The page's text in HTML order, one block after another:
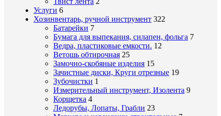
Услуги 6
Хозинвентарь, ручной инструмент 322
Батарейки 7
Бумага для выпекания, силапен, фольга 7
Ведра, пластиковые емкости. 12
Ветошь обтирочная 25
Замочно-скобяные изделия 15
Зачистные диски, Круги отрезные 19
Зубочистки 1
Измерительный инструмент, Изолента 9
Корщетка 4
Ледорубы, Лопаты, Грабли 23